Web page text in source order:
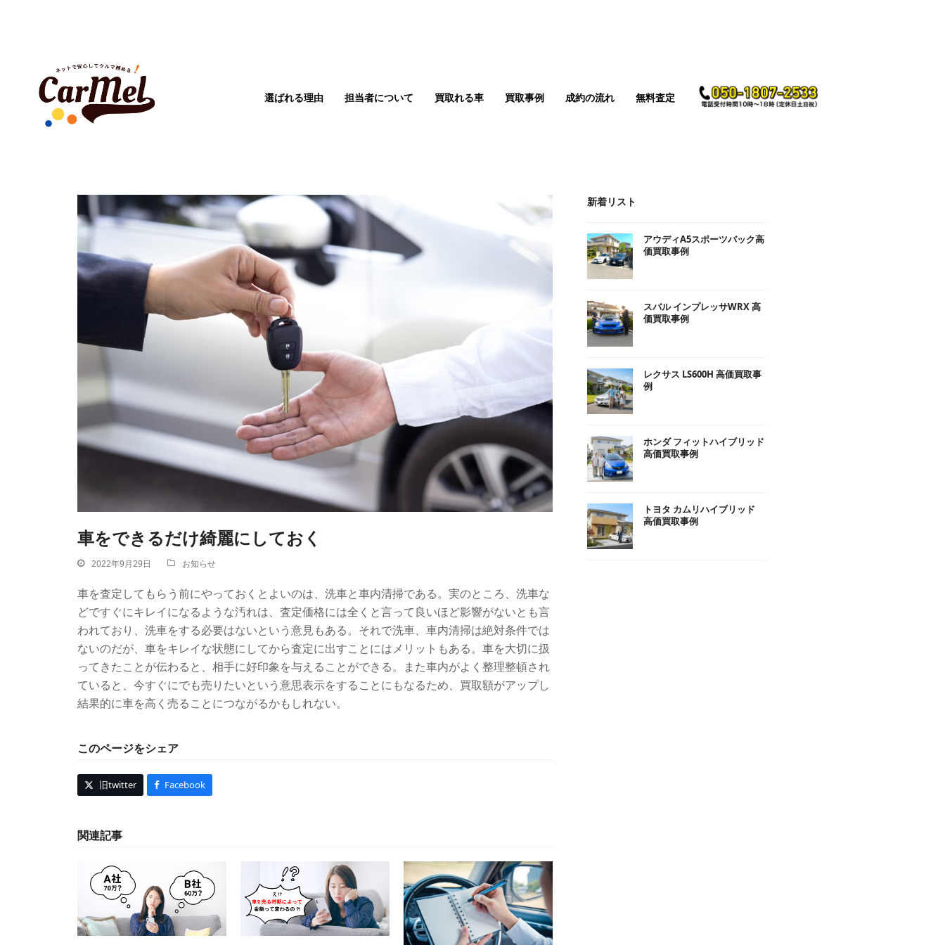
選ばれる理由 担当者について 買取れる車 買取事例 成約の流れ 無料査定
車をできるだけ綺麗にしておく
2022年9月29日 お知らせ
車を査定してもらう前にやっておくとよいのは、洗車と車内清掃である。実のところ、洗車な
どですぐにキレイになるような汚れは、査定価格には全くと言って良いほど影響がないとも言
われており、洗車をする必要はないという意見もある。それで洗車、車内清掃は絶対条件では
ないのだが、車をキレイな状態にしてから査定に出すことにはメリットもある。車を大切に扱
ってきたことが伝わると、相手に好印象を与えることができる。また車内がよく整理整頓され
ていると、今すぐにでも売りたいという意思表示をすることにもなるため、買取額がアップし
結果的に車を高く売ることにつながるかもしれない。
このページをシェア
旧twitter Facebook
関連記事
新着リスト
アウディA5スポーツバック高
価買取事例
スバル インプレッサWRX 高
価買取事例
レクサス LS600H 高価買取事
例
ホンダ フィットハイブリッド
高価買取事例
トヨタ カムリハイブリッド
高価買取事例